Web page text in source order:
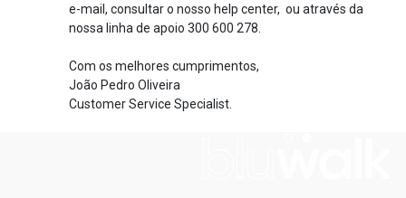
e-mail, consultar o nosso help center, ou através da
nossa linha de apoio 300 600 278.
Com os melhores cumprimentos,
João Pedro Oliveira
Customer Service Specialist.